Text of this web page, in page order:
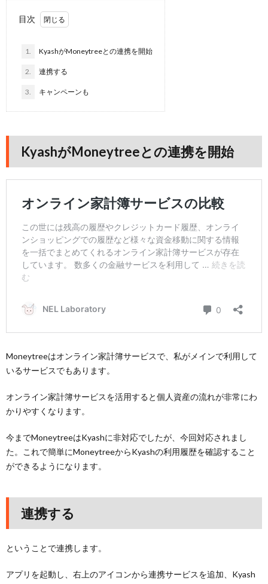
目次
1. KyashがMoneytreeとの連携を開始
2. 連携する
3. キャンペーンも
KyashがMoneytreeとの連携を開始
Moneytreeはオンライン家計簿サービスで、私がメインで利用して
いるサービスでもあります。
オンライン家計簿サービスを活用すると個人資産の流れが非常にわ
かりやすくなります。
今までMoneytreeはKyashに非対応でしたが、今回対応されまし
た。これで簡単にMoneytreeからKyashの利用履歴を確認すること
ができるようになります。
連携する
ということで連携します。
アプリを起動し、右上のアイコンから連携サービスを追加、Kyash